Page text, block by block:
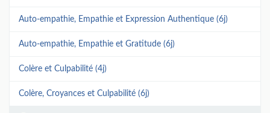
Auto-empathie, Empathie et Expression Authentique (6j)
Auto-empathie, Empathie et Gratitude (6j)
Colère et Culpabilité (4j)
Colère, Croyances et Culpabilité (6j)